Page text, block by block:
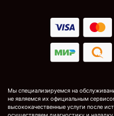
Мы специализируемся на
не являемся их официальным
высококачественные услуги после